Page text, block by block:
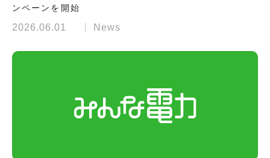
ンペーンを開始
2026.06.01 News